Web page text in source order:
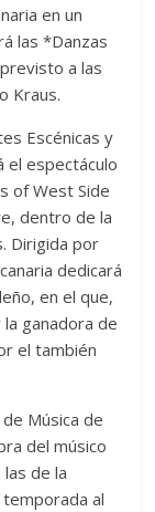
en un
las *Danzas
a las
Kraus.
Escénicas y
el espectáculo
of West Side
dentro de la
Dirigida por
dedicará
en el que,
ganadora de
el también
Música de
del músico
de la
temporada al